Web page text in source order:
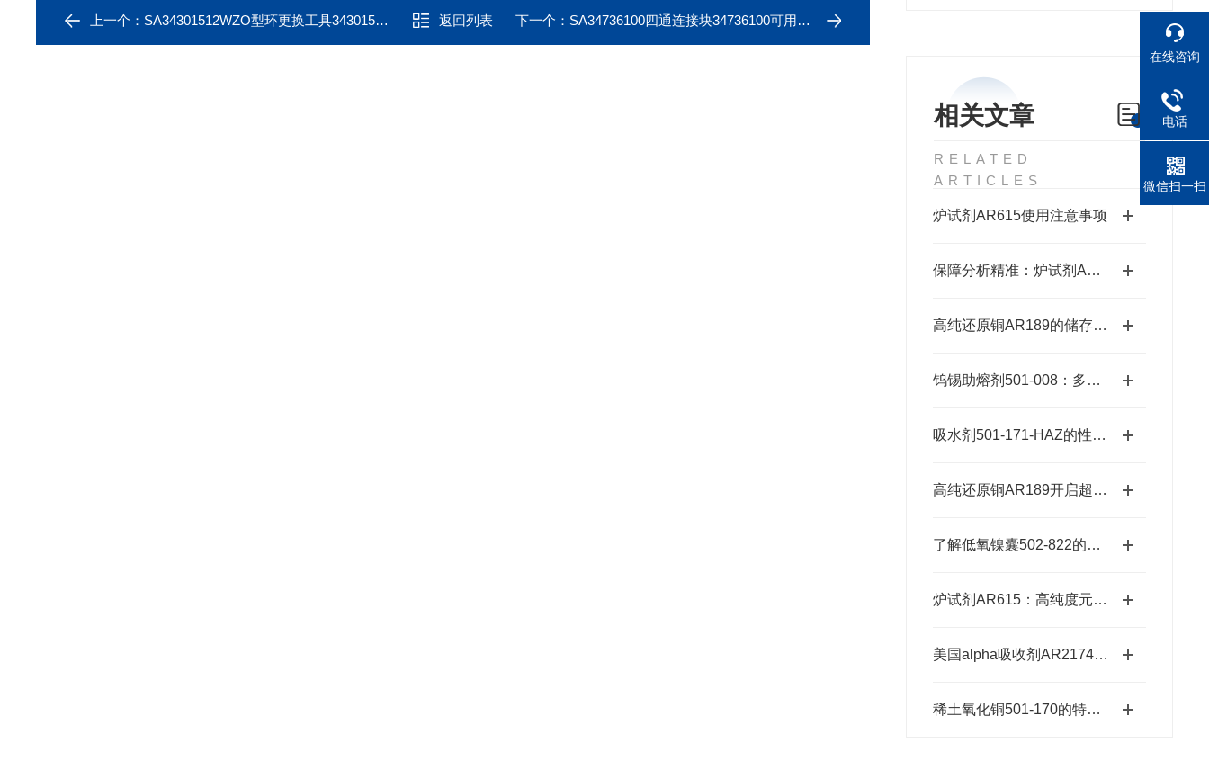
相关文章
RELATED
ARTICLES
炉试剂AR615使用注意事项
保障分析精准：炉试剂AR615的可靠性能
高纯还原铜AR189的储存、预处理、加工、检测
钨锡助熔剂501-008：多元样品熔融的高效适配方案
吸水剂501-171-HAZ的性能及优势
高纯还原铜AR189开启超纯金属新时代的“铜”话钥匙
了解低氧镍囊502-822的特性与应用
炉试剂AR615：高纯度元素分析耗材，赋能精准检测高效推进
美国alpha吸收剂AR2174：适配多种元素的精准分析需求
稀土氧化铜501-170的特性和应用前景
上一个： SA34301512WZO型环更换工具34301512可用于美国Thermo 返回列表 下一个： SA34736100四通连接块34736100可用于美国Thermo
在线咨询
电话
微信扫一扫